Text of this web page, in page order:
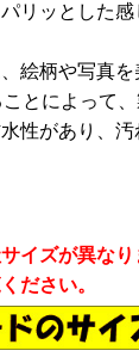
リッとした
絵柄や写真
とによって、
性があり、
イズが異な
ださい。